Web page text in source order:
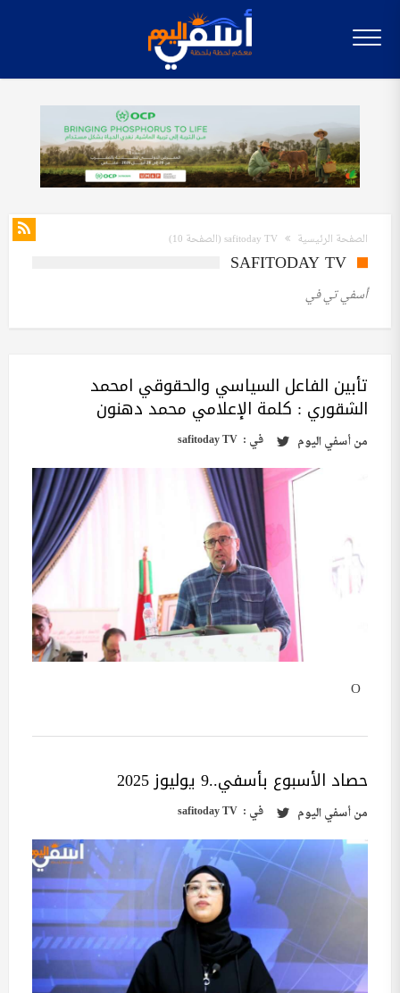
الصفحة الرئيسية safitoday TV(الصفحة 10)
SAFITODAY TV
أسفي تي في
تأبين الفاعل السياسي والحقوقي امحمد
الشقوري : كلمة الإعلامي محمد دهنون
منأسفي اليوم في : safitoday TV
حصاد الأسبوع بأسفي..9 يوليوز 2025
منأسفي اليوم في : safitoday TV